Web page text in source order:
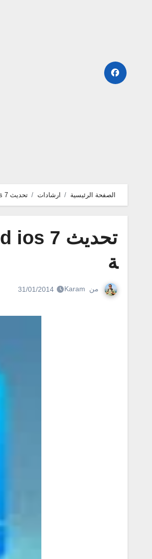
الصفحة الرئيسية ارشادات تحديث winterboard ios 7 لحل مشكلة Webkit, أيقونة التقويم, شريط الحالة
ة
من Karam
31/01/2014